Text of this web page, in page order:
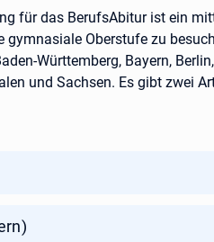
für das BerufsAbitur ist ein
gymnasiale Oberstufe zu
Württemberg, Bayern,
und Sachsen. Es gibt zwei